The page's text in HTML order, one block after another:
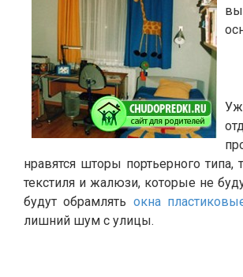
нравятся шторы портьерного
текстиля и жалюзи, которые не
будут обрамлять окна
лишний шум с улицы.